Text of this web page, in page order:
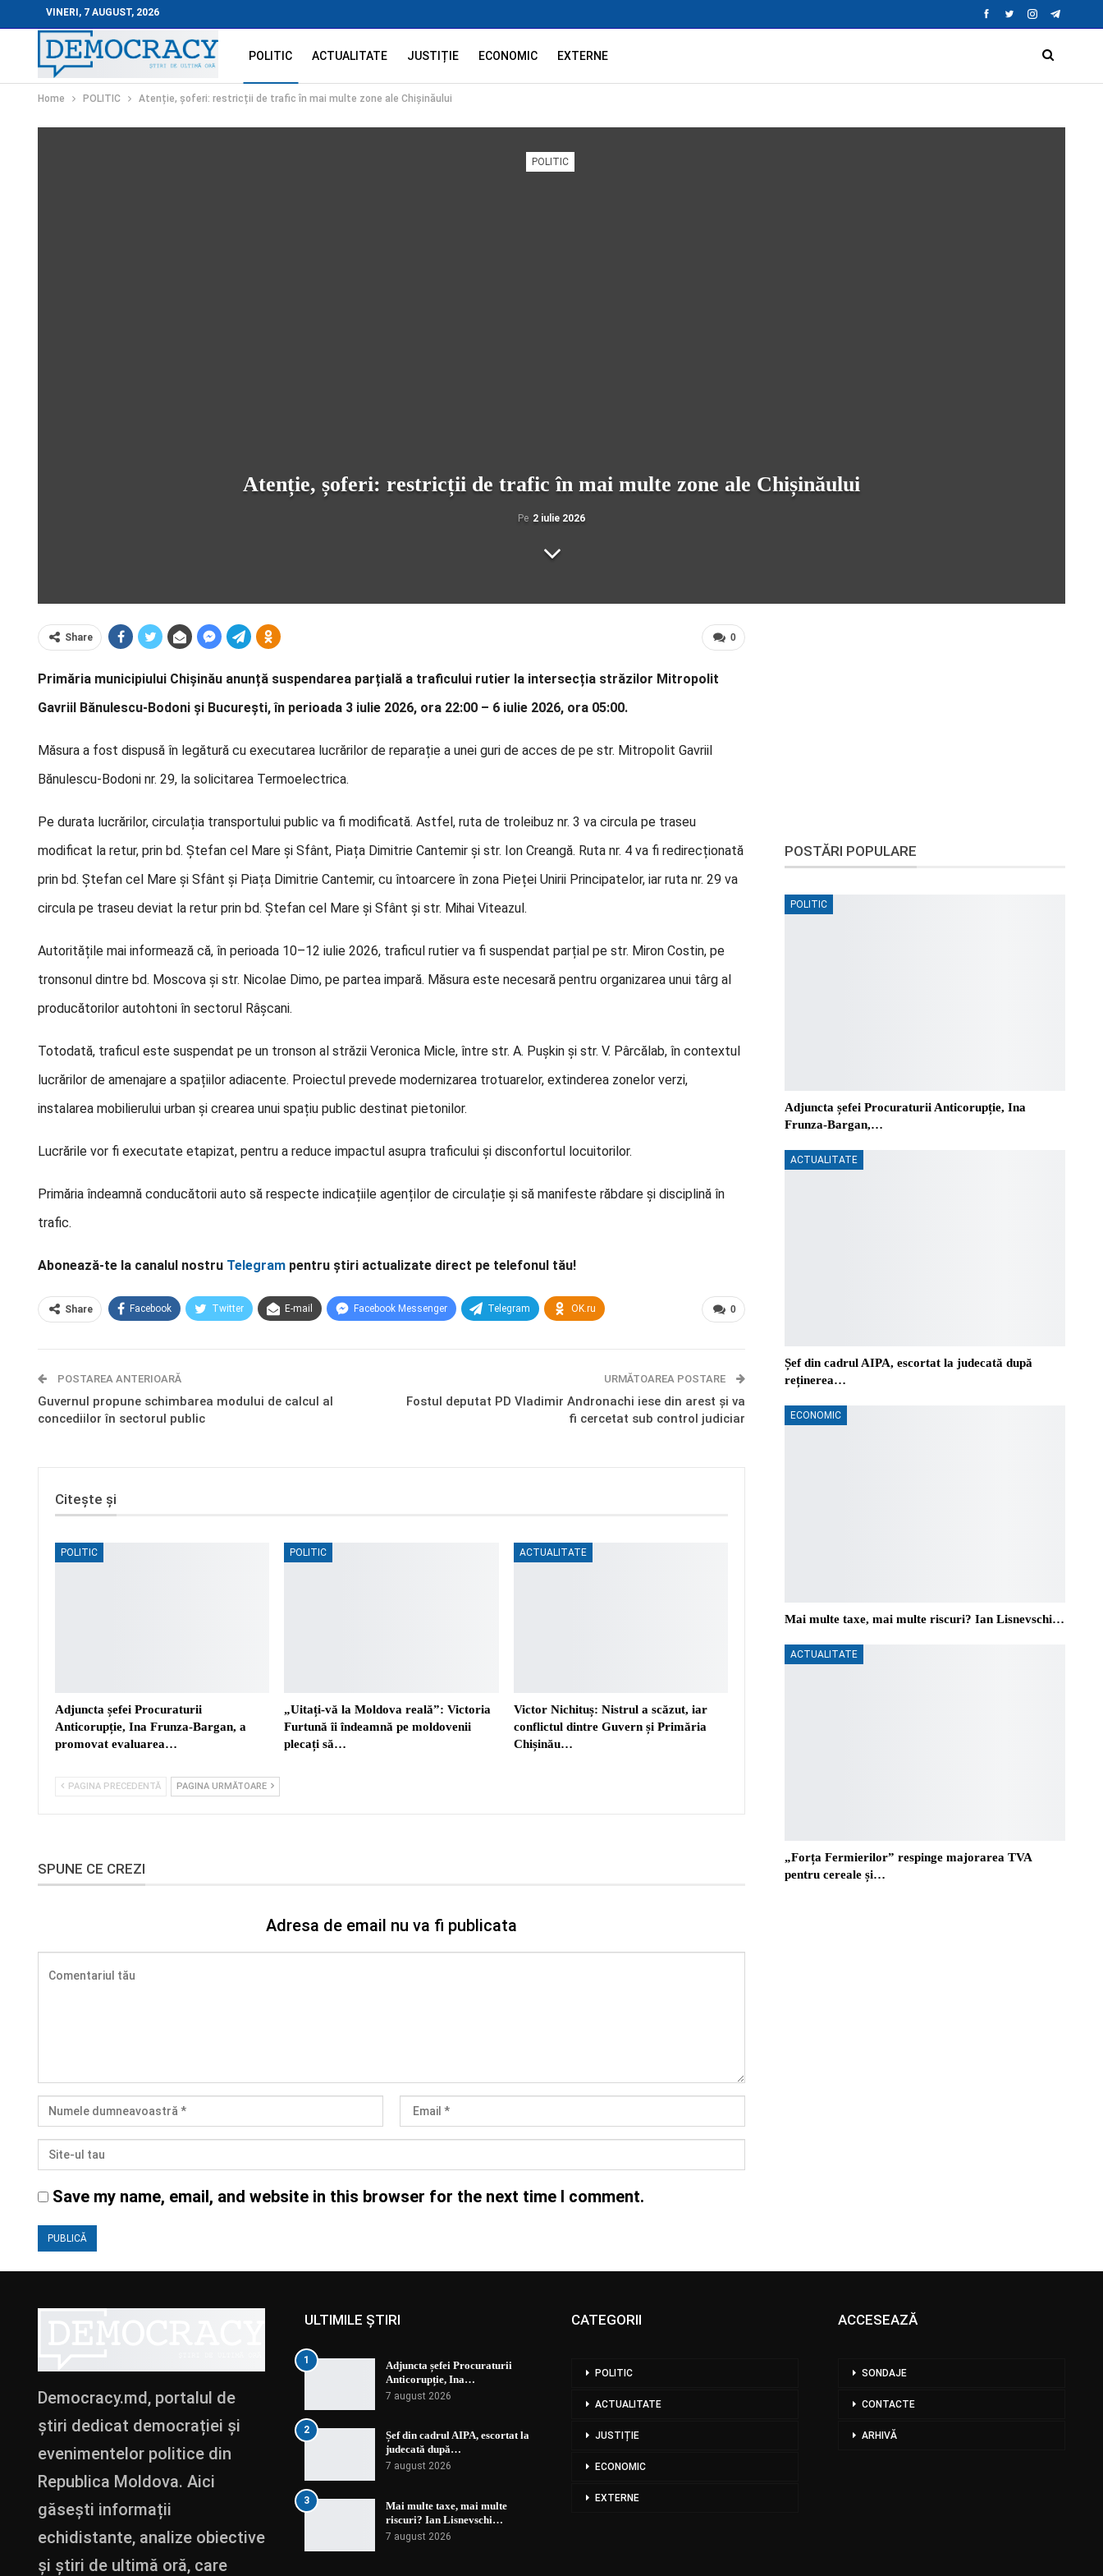
VINERI, 7 AUGUST, 2026
POLITIC ACTUALITATE JUSTIȚIE ECONOMIC EXTERNE
Home POLITIC Atenție, șoferi: restricții de trafic în mai multe zone ale Chișinăului
POLITIC
Atenție, șoferi: restricții de trafic în mai multe zone ale Chișinăului
Pe 2 iulie 2026
0
Share
Primăria municipiului Chișinău anunță suspendarea parțială a traficului rutier la intersecția străzilor Mitropolit
Gavriil Bănulescu-Bodoni și București, în perioada 3 iulie 2026, ora 22:00 – 6 iulie 2026, ora 05:00.
Măsura a fost dispusă în legătură cu executarea lucrărilor de reparație a unei guri de acces de pe str. Mitropolit Gavriil
Bănulescu-Bodoni nr. 29, la solicitarea Termoelectrica.
Pe durata lucrărilor, circulația transportului public va fi modificată. Astfel, ruta de troleibuz nr. 3 va circula pe traseu
modificat la retur, prin bd. Ștefan cel Mare și Sfânt, Piața Dimitrie Cantemir și str. Ion Creangă. Ruta nr. 4 va fi redirecționată
prin bd. Ștefan cel Mare și Sfânt și Piața Dimitrie Cantemir, cu întoarcere în zona Pieței Unirii Principatelor, iar ruta nr. 29 va
circula pe traseu deviat la retur prin bd. Ștefan cel Mare și Sfânt și str. Mihai Viteazul.
Autoritățile mai informează că, în perioada 10–12 iulie 2026, traficul rutier va fi suspendat parțial pe str. Miron Costin, pe
tronsonul dintre bd. Moscova și str. Nicolae Dimo, pe partea impară. Măsura este necesară pentru organizarea unui târg al
producătorilor autohtoni în sectorul Râșcani.
Totodată, traficul este suspendat pe un tronson al străzii Veronica Micle, între str. A. Pușkin și str. V. Pârcălab, în contextul
lucrărilor de amenajare a spațiilor adiacente. Proiectul prevede modernizarea trotuarelor, extinderea zonelor verzi,
instalarea mobilierului urban și crearea unui spațiu public destinat pietonilor.
Lucrările vor fi executate etapizat, pentru a reduce impactul asupra traficului și disconfortul locuitorilor.
Primăria îndeamnă conducătorii auto să respecte indicațiile agenților de circulație și să manifeste răbdare și disciplină în
trafic.
Abonează-te la canalul nostru Telegram pentru știri actualizate direct pe telefonul tău!
0
Share Facebook Twitter E-mail Facebook Messenger Telegram OK.ru
POSTAREA ANTERIOARĂ
Guvernul propune schimbarea modului de calcul al
concediilor în sectorul public
URMĂTOAREA POSTARE
Fostul deputat PD Vladimir Andronachi iese din arest și va
fi cercetat sub control judiciar
Citește și
POLITIC
Adjuncta șefei Procuraturii
Anticorupție, Ina Frunza-Bargan, a
promovat evaluarea…
POLITIC
„Uitați-vă la Moldova reală”: Victoria
Furtună îi îndeamnă pe moldovenii
plecați să…
ACTUALITATE
Victor Nichituș: Nistrul a scăzut, iar
conflictul dintre Guvern și Primăria
Chișinău…
PAGINA PRECEDENTĂ PAGINA URMĂTOARE
SPUNE CE CREZI
Adresa de email nu va fi publicata
Save my name, email, and website in this browser for the next time I comment.
POSTĂRI POPULARE
POLITIC
Adjuncta șefei Procuraturii Anticorupție, Ina
Frunza-Bargan,…
ACTUALITATE
Șef din cadrul AIPA, escortat la judecată după
reținerea…
ECONOMIC
Mai multe taxe, mai multe riscuri? Ian Lisnevschi…
ACTUALITATE
„Forța Fermierilor” respinge majorarea TVA
pentru cereale și…
Democracy.md, portalul de
știri dedicat democrației și
evenimentelor politice din
Republica Moldova. Aici
găsești informații
echidistante, analize obiective
și știri de ultimă oră, care
ULTIMILE ȘTIRI
1
Adjuncta șefei Procuraturii
Anticorupție, Ina…
7 august 2026
2
Șef din cadrul AIPA, escortat la
judecată după…
7 august 2026
3
Mai multe taxe, mai multe
riscuri? Ian Lisnevschi…
7 august 2026
CATEGORII
POLITIC
ACTUALITATE
JUSTIȚIE
ECONOMIC
EXTERNE
ACCESEAZĂ
SONDAJE
CONTACTE
ARHIVĂ